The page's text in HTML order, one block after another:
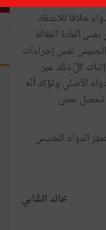
خلافا للاعتقاد
المادة الفعّالة
الجنيس نفس إجراءات
كلّ ذلك عبر
الأصلي وتؤكد أنّه
تحصل بعض
المصنّع محليّا. ويتميّز الدواء الجنيس
خالد الشّابي